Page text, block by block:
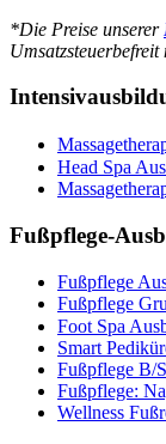
*Die Preise unserer
Head Spa
Fußpflege-
Fußpflege
Fußpflege
Foot Spa
Smart
Fußpflege B/
Fußpflege:
Wellness